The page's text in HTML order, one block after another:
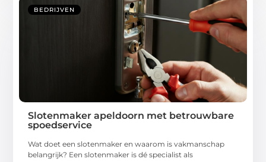
BEDRIJVEN
Slotenmaker apeldoorn met betrouwbare
spoedservice
Wat doet een slotenmaker en waarom is vakmanschap
belangrijk? Een slotenmaker is dé specialist als